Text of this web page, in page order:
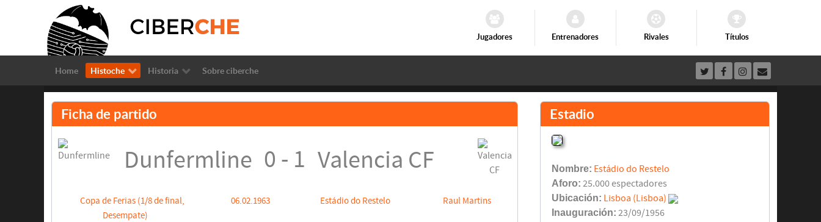
Jugadores Entrenadores Rivales Títulos
Home Histoche Historia Sobre ciberche
Ficha de partido
Dunfermline 0 - 1 Valencia CF
Copa de Ferias (1/8 de final,
Desempate)
06.02.1963 Estádio do Restelo Raul Martins
Estadio
Nombre: Estádio do Restelo
Aforo: 25.000 espectadores
Ubicación: Lisboa (Lisboa)
Inauguración: 23/09/1956